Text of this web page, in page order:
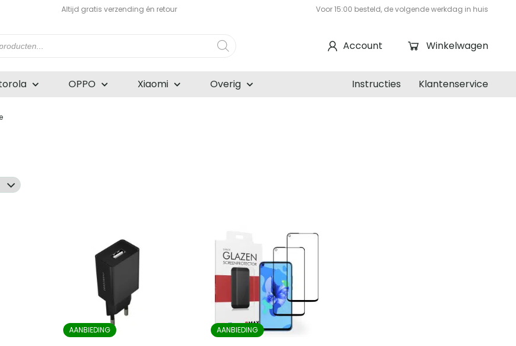
Altijd gratis verzending én retour Voor 15:00 besteld, de volgende werkdag in huis
Winkelwagen
Account
OPPO Xiaomi Overig Klantenservice
Instructies
AANBIEDING AANBIEDING